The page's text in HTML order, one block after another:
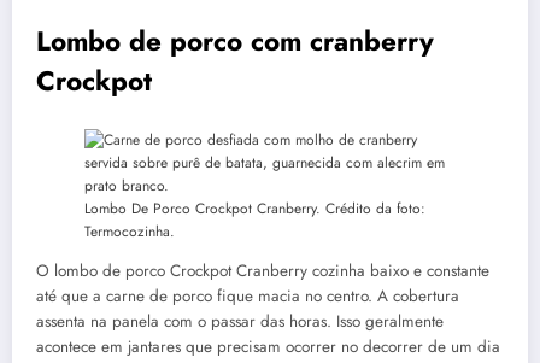
Lombo de porco com cranberry
Crockpot
Lombo De Porco Crockpot Cranberry. Crédito da foto:
Termocozinha.
O lombo de porco Crockpot Cranberry cozinha baixo e constante
até que a carne de porco fique macia no centro. A cobertura
assenta na panela com o passar das horas. Isso geralmente
acontece em jantares que precisam ocorrer no decorrer de um dia